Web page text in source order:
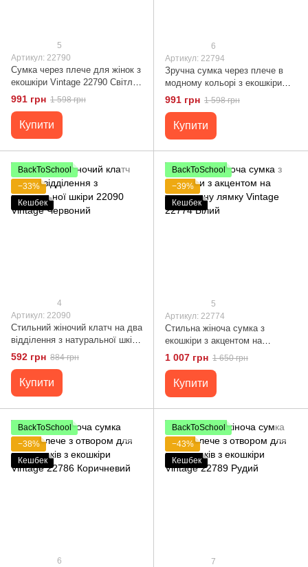
5
Артикул: 22790
Сумка через плече для жінок з
екошкіри Vintage 22790 Світло-
коричневий
991 грн 1 598 грн
Купити
6
Артикул: 22794
Зручна сумка через плече в
модному кольорі з екошкіри
Vintage 22794 Коричневий
991 грн 1 598 грн
Купити
BackToSchool
−33%
Кешбек
4
Артикул: 22090
Стильний жіночий клатч на два
відділення з натуральної шкіри
22090 Vintage Червоний
592 грн 884 грн
Купити
BackToSchool
−39%
Кешбек
5
Артикул: 22774
Стильна жіноча сумка з
екошкіри з акцентом на
текстильну лямку Vintage
22774 Білий
1 007 грн 1 650 грн
Купити
BackToSchool
−38%
Кешбек
6
BackToSchool
−43%
Кешбек
7